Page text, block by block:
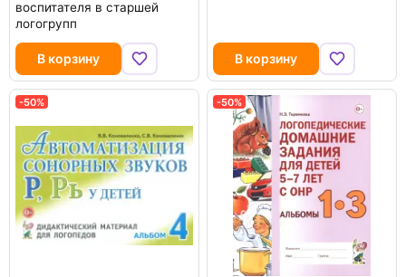
воспитателя в старшей
логогрупп
В корзину В корзину
-50% -50%